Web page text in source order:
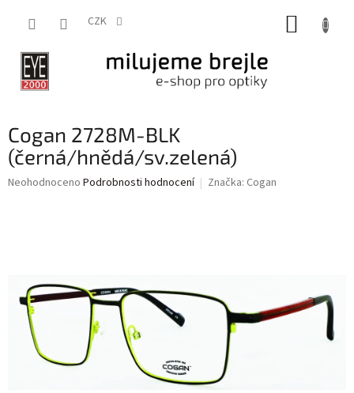
CZK
Cogan 2728M-BLK
(černá/hnědá/sv.zelená)
Průměrné
hvězdiček.
Neohodnoceno Podrobnosti hodnocení Značka: Cogan